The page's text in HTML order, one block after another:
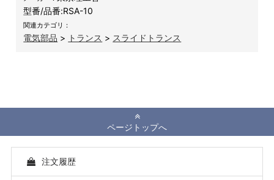
型番/品番:RSA-10
関連カテゴリ：
電気部品 > トランス > スライドトランス
ページトップへ
注文履歴